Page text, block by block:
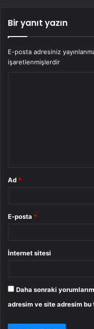
Bir yanıt yazın
E-posta adresiniz
işaretlenmişlerdir
Ad *
E-posta *
İnternet sitesi
Daha sonraki
adresim ve site adresim bu